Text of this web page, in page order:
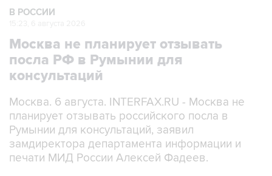
В РОССИИ
Москва не планирует отзывать
посла РФ в Румынии для
консультаций
Москва. 6 августа. INTERFAX.RU - Москва не
планирует отзывать российского посла в
Румынии для консультаций, заявил
замдиректора департамента информации и
печати МИД России Алексей Фадеев.